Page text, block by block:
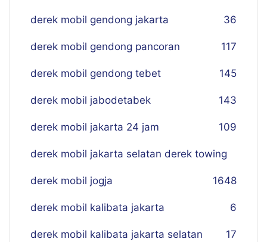
derek mobil gendong jakarta 36
derek mobil gendong pancoran 117
derek mobil gendong tebet 145
derek mobil jabodetabek 143
derek mobil jakarta 24 jam 109
derek mobil jakarta selatan derek towing
48
derek mobil jogja 16
derek mobil kalibata jakarta 6
derek mobil kalibata jakarta selatan 17